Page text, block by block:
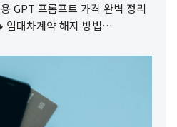
GPT 프롬프트 가격 완벽 정리
임대차계약 해지 방법…